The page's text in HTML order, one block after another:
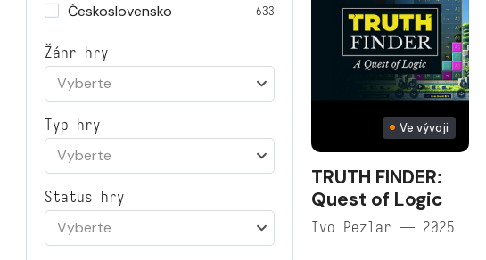
Československo 633
Žánr hry
Vyberte
Typ hry
Vyberte
Status hry
Vyberte
Ve vývoji
TRUTH FINDER:
Quest of Logic
Ivo Pezlar — 2025